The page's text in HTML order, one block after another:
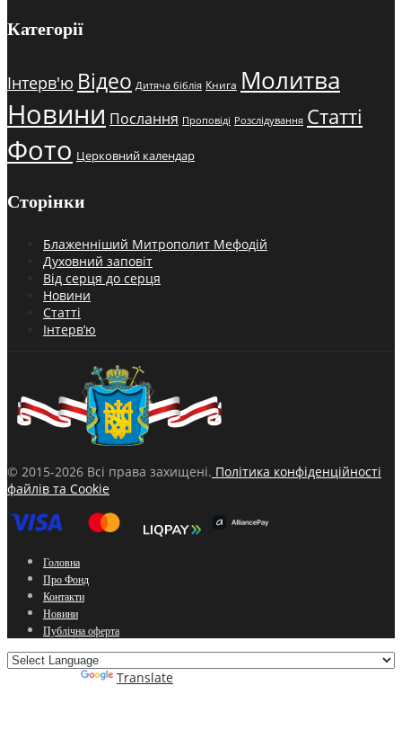
Категорії
Інтерв'ю Відео Дитяча біблія Книга Молитва
Новини Послання Проповіді Розслідування Статті
Фото Церковний календар
Сторінки
Блаженніший Митрополит Мефодій
Духовний заповіт
Від серця до серця
Новини
Статті
Інтерв’ю
© 2015-2026 Всі права захищені. Політика конфіденційності
файлів та Cookie
Головна
Про Фонд
Контакти
Новини
Публічна оферта
Translate